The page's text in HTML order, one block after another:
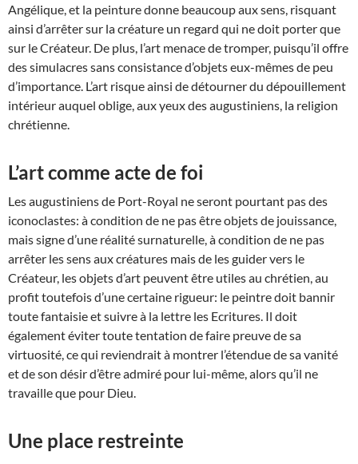
Angélique, et la peinture donne beaucoup aux sens, risquant
ainsi d’arrêter sur la créature un regard qui ne doit porter que
sur le Créateur. De plus, l’art menace de tromper, puisqu’il offre
des simulacres sans consistance d’objets eux-mêmes de peu
d’importance. L’art risque ainsi de détourner du dépouillement
intérieur auquel oblige, aux yeux des augustiniens, la religion
chrétienne.
L’art comme acte de foi
Les augustiniens de Port-Royal ne seront pourtant pas des
iconoclastes: à condition de ne pas être objets de jouissance,
mais signe d’une réalité surnaturelle, à condition de ne pas
arrêter les sens aux créatures mais de les guider vers le
Créateur, les objets d’art peuvent être utiles au chrétien, au
profit toutefois d’une certaine rigueur: le peintre doit bannir
toute fantaisie et suivre à la lettre les Ecritures. Il doit
également éviter toute tentation de faire preuve de sa
virtuosité, ce qui reviendrait à montrer l’étendue de sa vanité
et de son désir d’être admiré pour lui-même, alors qu’il ne
travaille que pour Dieu.
Une place restreinte